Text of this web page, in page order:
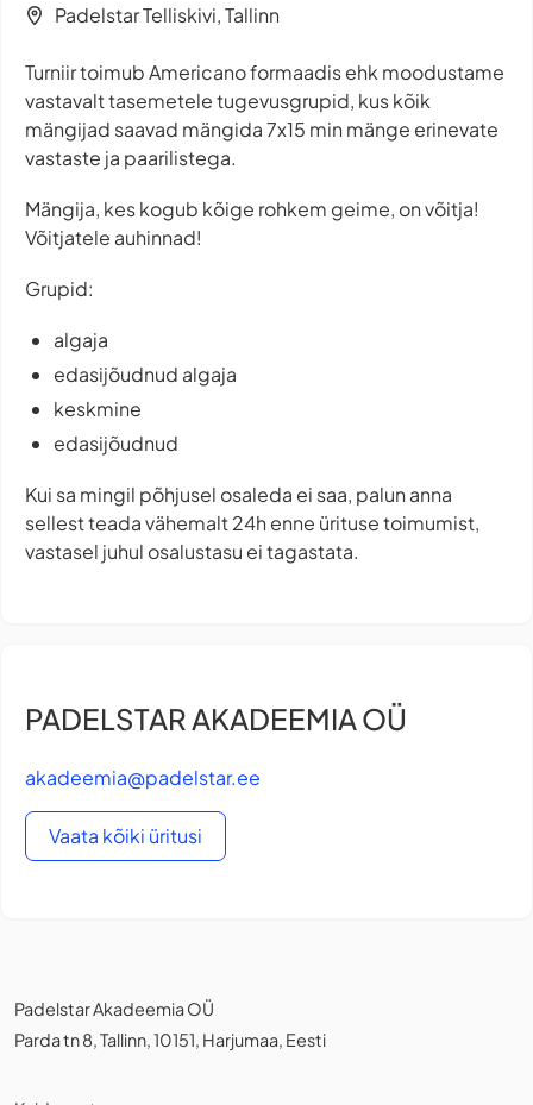
Padelstar Telliskivi, Tallinn
Turniir toimub Americano formaadis ehk moodustame
vastavalt tasemetele tugevusgrupid, kus kõik
mängijad saavad mängida 7x15 min mänge erinevate
vastaste ja paarilistega.
Mängija, kes kogub kõige rohkem geime, on võitja!
Võitjatele auhinnad!
Grupid:
algaja
edasijõudnud algaja
keskmine
edasijõudnud
Kui sa mingil põhjusel osaleda ei saa, palun anna
sellest teada vähemalt 24h enne ürituse toimumist,
vastasel juhul osalustasu ei tagastata.
PADELSTAR AKADEEMIA OÜ
akadeemia@padelstar.ee
Vaata kõiki üritusi
Padelstar Akadeemia OÜ
Parda tn 8, Tallinn, 10151, Harjumaa, Eesti